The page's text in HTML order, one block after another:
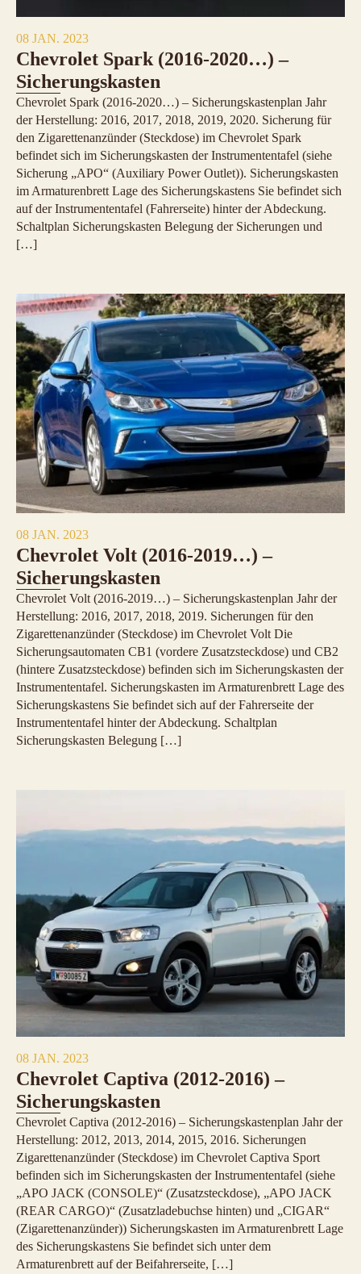
08 JAN. 2023
Chevrolet Spark (2016-2020…) –
Sicherungskasten
Chevrolet Spark (2016-2020…) – Sicherungskastenplan Jahr
der Herstellung: 2016, 2017, 2018, 2019, 2020. Sicherung für
den Zigarettenanzünder (Steckdose) im Chevrolet Spark
befindet sich im Sicherungskasten der Instrumententafel (siehe
Sicherung „APO“ (Auxiliary Power Outlet)). Sicherungskasten
im Armaturenbrett Lage des Sicherungskastens Sie befindet sich
auf der Instrumententafel (Fahrerseite) hinter der Abdeckung.
Schaltplan Sicherungskasten Belegung der Sicherungen und
[…]
08 JAN. 2023
Chevrolet Volt (2016-2019…) –
Sicherungskasten
Chevrolet Volt (2016-2019…) – Sicherungskastenplan Jahr der
Herstellung: 2016, 2017, 2018, 2019. Sicherungen für den
Zigarettenanzünder (Steckdose) im Chevrolet Volt Die
Sicherungsautomaten CB1 (vordere Zusatzsteckdose) und CB2
(hintere Zusatzsteckdose) befinden sich im Sicherungskasten der
Instrumententafel. Sicherungskasten im Armaturenbrett Lage des
Sicherungskastens Sie befindet sich auf der Fahrerseite der
Instrumententafel hinter der Abdeckung. Schaltplan
Sicherungskasten Belegung […]
08 JAN. 2023
Chevrolet Captiva (2012-2016) –
Sicherungskasten
Chevrolet Captiva (2012-2016) – Sicherungskastenplan Jahr der
Herstellung: 2012, 2013, 2014, 2015, 2016. Sicherungen
Zigarettenanzünder (Steckdose) im Chevrolet Captiva Sport
befinden sich im Sicherungskasten der Instrumententafel (siehe
„APO JACK (CONSOLE)“ (Zusatzsteckdose), „APO JACK
(REAR CARGO)“ (Zusatzladebuchse hinten) und „CIGAR“
(Zigarettenanzünder)) Sicherungskasten im Armaturenbrett Lage
des Sicherungskastens Sie befindet sich unter dem
Armaturenbrett auf der Beifahrerseite, […]